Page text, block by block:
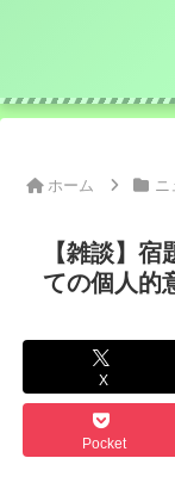
ホーム ニ
【雑談】
ての個人的
X
Pocket